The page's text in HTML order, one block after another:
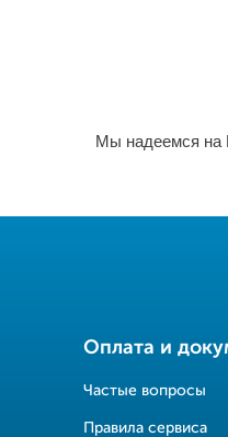
Мы надеемся
Оплата и
Частые вопросы
Правила сервиса